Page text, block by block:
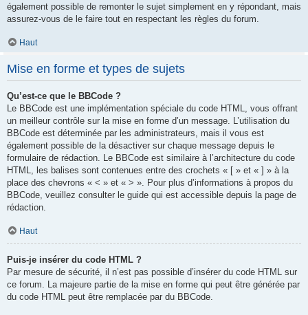
également possible de remonter le sujet simplement en y répondant, mais
assurez-vous de le faire tout en respectant les règles du forum.
Haut
Mise en forme et types de sujets
Qu’est-ce que le BBCode ?
Le BBCode est une implémentation spéciale du code HTML, vous offrant
un meilleur contrôle sur la mise en forme d’un message. L’utilisation du
BBCode est déterminée par les administrateurs, mais il vous est
également possible de la désactiver sur chaque message depuis le
formulaire de rédaction. Le BBCode est similaire à l’architecture du code
HTML, les balises sont contenues entre des crochets « [ » et « ] » à la
place des chevrons « < » et « > ». Pour plus d’informations à propos du
BBCode, veuillez consulter le guide qui est accessible depuis la page de
rédaction.
Haut
Puis-je insérer du code HTML ?
Par mesure de sécurité, il n’est pas possible d’insérer du code HTML sur
ce forum. La majeure partie de la mise en forme qui peut être générée par
du code HTML peut être remplacée par du BBCode.